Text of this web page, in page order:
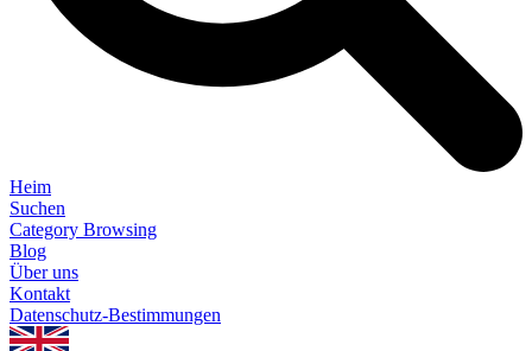
Heim
Suchen
Category Browsing
Blog
Über uns
Kontakt
Datenschutz-Bestimmungen